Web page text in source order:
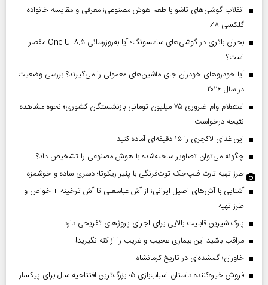
انقلاب گوشی‌های تاشو‌ با طعم هوش مصنوعی؛ معرفی و مقایسه خانواده
گلکسی Z۸
بحران باتری در گوشی‌های سامسونگ؛ آیا به‌روزرسانی One UI ۸.۵ مقصر
است؟
آیا خودروهای خودران جای ماشین‌های معمولی را می‌گیرند؟ بررسی وضعیت
در سال ۲۰۲۶
استعلام وام ضروری ۷۵ میلیون تومانی بازنشستگان کشوری؛ نحوه مشاهده
نتیجه درخواست
این غذای لاکچری را ۱۵ دقیقه‌ای آماده کنید
چگونه می‌توان تصاویر ساخته‌شده با هوش مصنوعی را تشخیص داد؟
طرز تهیه تارت فلپ‌جک توت‌فرنگی با پنیر ریکوتا؛ دسری ساده و خوشمزه
آشنایی با آش‌های اصیل ایرانی؛ از آش عباسعلی تا آش ترخینه + خواص و
طرز تهیه
پارک شیرین قابلیت‌ بالایی برای اجرای پروژهای تفریحی دارد
مراقب باشید این بیماری عجیب و غریب را از کنه نگیرید!
خاوران؛ گمشده‌ای در تاریخ کرمانشاه
فروش خیره‌کننده داستان اسباب‌بازی ۵؛ بزرگ‌ترین افتتاحیه سال برای پیکسار